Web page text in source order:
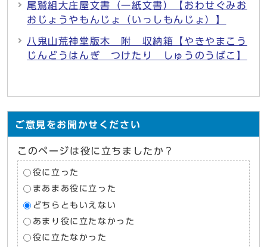
尾鷲組大庄屋文書（一紙文書）【おわせぐみお
おじょうやもんじょ（いっしもんじょ）】
八鬼山荒神堂版木 附 収納箱【やきやまこう
じんどうはんぎ つけたり しゅうのうばこ】
ご意見をお聞かせください
このページは役に立ちましたか？
役に立った
まあまあ役に立った
どちらともいえない
あまり役に立たなかった
役に立たなかった